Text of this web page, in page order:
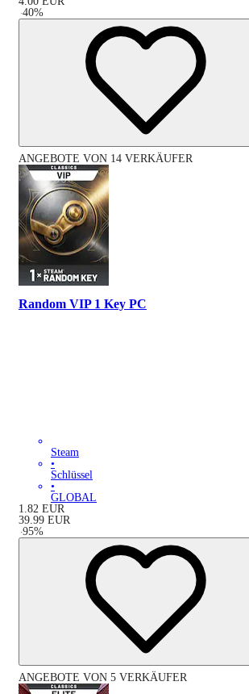
-40%
ANGEBOTE VON 14 VERKÄUFER
Random VIP 1 Key PC
Steam
•
Schlüssel
•
GLOBAL
1.82 EUR
39.99 EUR
-95%
ANGEBOTE VON 5 VERKÄUFER